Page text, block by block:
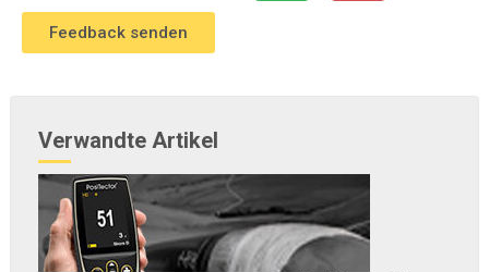
Verwandte Artikel